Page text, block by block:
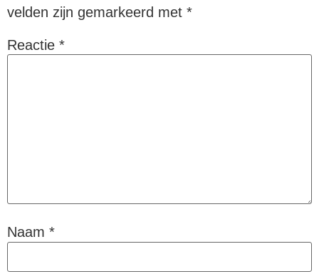
velden zijn gemarkeerd met *
Reactie *
Naam *